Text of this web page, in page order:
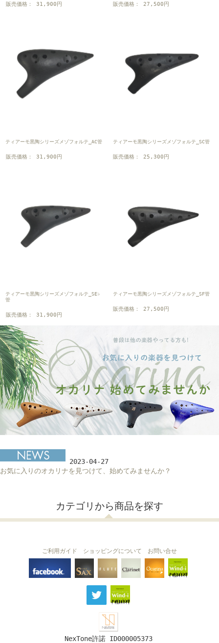
販売価格： 31,900円 販売価格： 27,500円
ティアーモ黒陶シリーズメゾフォルテ_AC管
販売価格： 31,900円
ティアーモ黒陶シリーズメゾフォルテ_SC管
販売価格： 25,300円
ティアーモ黒陶シリーズメゾフォルテ_SE♭
管
販売価格： 31,900円
ティアーモ黒陶シリーズメゾフォルテ_SF管
販売価格： 27,500円
2023-04-27
お気に入りのオカリナを見つけて、始めてみませんか？
カテゴリから商品を探す
THE SAX The Clarinet
Ocarina
ご利用ガイド ショッピングについて お問い合せ
NexTone許諾 ID000005373